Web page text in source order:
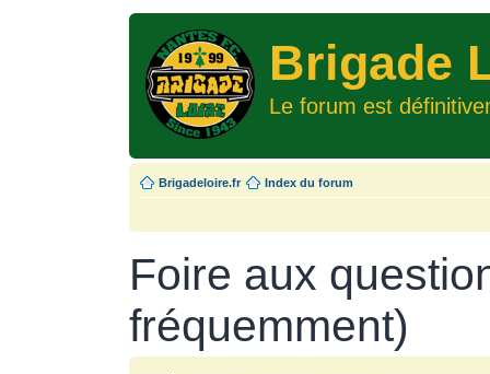
Brigade
Le forum est
Brigadeloire.fr Index du forum
Foire aux
fréquemment)